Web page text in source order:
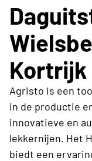
Kortrijk
Agristo is een
in de productie
innovatieve en
lekkernijen. Het
biedt een